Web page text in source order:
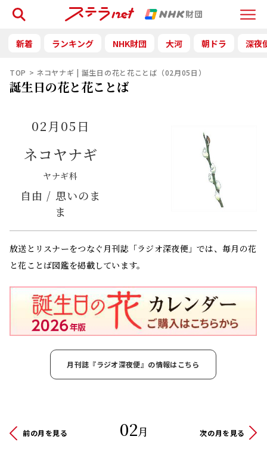
Menu
検索
新着 ランキング NHK財団 大河 朝ドラ 深夜
TOP ネコヤナギ | 誕生日の花と花ことば（02月05日）
誕生日の花と花ことば
02月05日
ネコヤナギ
ヤナギ科
自由 / 思いのま
ま
放送とリスナーをつなぐ月刊誌「ラジオ深夜便」では、毎月の花
と花ことば図鑑を掲載しています。
月刊誌『ラジオ深夜便』の情報はこちら
前の月を見る 02月 次の月を見る